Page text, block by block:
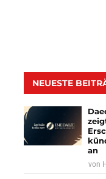
NEUESTE
an
von